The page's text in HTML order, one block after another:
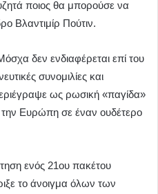
ποιος θα μπορούσε να
Βλαντιμίρ Πούτιν.
δεν ενδιαφέρεται επί του
συνομιλίες και
ως ρωσική «παγίδα»
Ευρώπη σε έναν ουδέτερο
ενός 21ου πακέτου
το άνοιγμα όλων των